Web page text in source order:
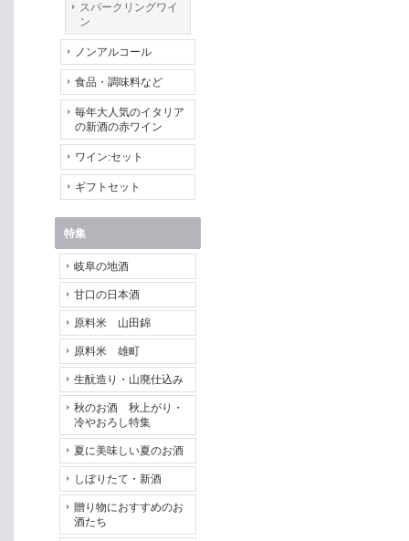
スパークリングワイ
ン
ノンアルコール
食品・調味料など
毎年大人気のイタリア
の新酒の赤ワイン
ワイン:セット
ギフトセット
特集
岐阜の地酒
甘口の日本酒
原料米 山田錦
原料米 雄町
生酛造り・山廃仕込み
秋のお酒 秋上がり・
冷やおろし特集
夏に美味しい夏のお酒
しぼりたて・新酒
贈り物におすすめのお
酒たち